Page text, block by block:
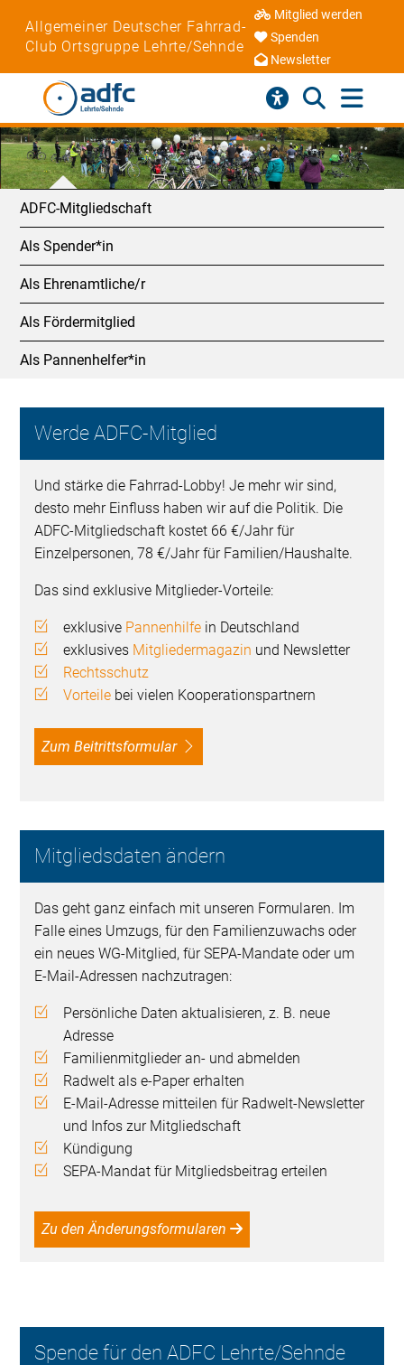
Allgemeiner Deutscher Fahrrad-
Club Ortsgruppe Lehrte/Sehnde
Mitglied werden
Spenden
Newsletter
ADFC-Mitgliedschaft
Als Spender*in
Als Ehrenamtliche/r
Als Fördermitglied
Als Pannenhelfer*in
Werde ADFC-Mitglied
Und stärke die Fahrrad-Lobby! Je mehr wir sind,
desto mehr Einfluss haben wir auf die Politik. Die
ADFC-Mitgliedschaft kostet 66 €/Jahr für
Einzelpersonen, 78 €/Jahr für Familien/Haushalte.
Das sind exklusive Mitglieder-Vorteile:
exklusive Pannenhilfe in Deutschland
exklusives Mitgliedermagazin und Newsletter
Rechtsschutz
Vorteile bei vielen Kooperationspartnern
Zum Beitrittsformular
Mitgliedsdaten ändern
Das geht ganz einfach mit unseren Formularen. Im
Falle eines Umzugs, für den Familienzuwachs oder
ein neues WG-Mitglied, für SEPA-Mandate oder um
E-Mail-Adressen nachzutragen:
Persönliche Daten aktualisieren, z. B. neue
Adresse
Familienmitglieder an- und abmelden
Radwelt als e-Paper erhalten
E-Mail-Adresse mitteilen für Radwelt-Newsletter
und Infos zur Mitgliedschaft
Kündigung
SEPA-Mandat für Mitgliedsbeitrag erteilen
Zu den Änderungsformularen
Spende für den ADFC Lehrte/Sehnde